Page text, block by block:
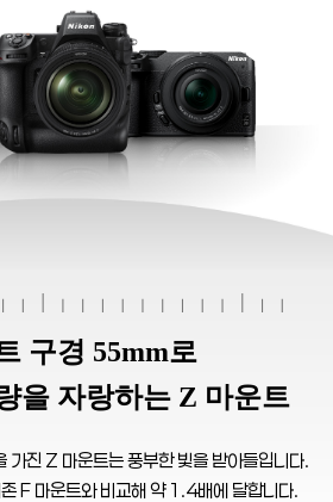
구경 55mm로
을 자랑하는 Z 마운트
가진 Z 마운트는 풍부한 빛을 받아들입니다.
F 마운트와 비교해 약 1.4배에 달합니다.